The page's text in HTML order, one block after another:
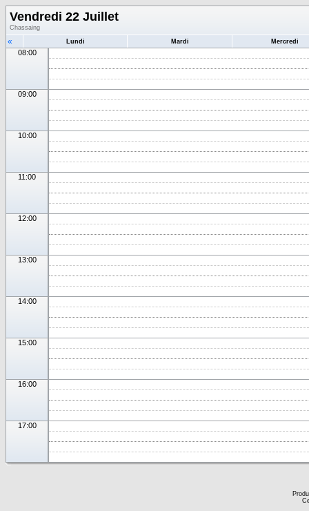
Vendredi 22 Juillet
Chassaing
« Lundi Mardi Mercredi
08:00
09:00
10:00
11:00
12:00
13:00
14:00
15:00
16:00
17:00